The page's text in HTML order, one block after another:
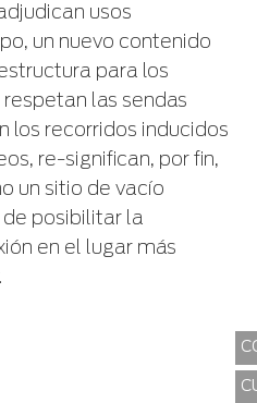
usos
un nuevo contenido
para los
las sendas
los recorridos inducidos
re-significan, por fin,
un sitio de vacío
posibilitar la
en el lugar más